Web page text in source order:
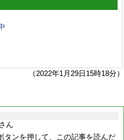
（2022年1月29日15時18分）
さん
タンを押して、この記事を読んだ